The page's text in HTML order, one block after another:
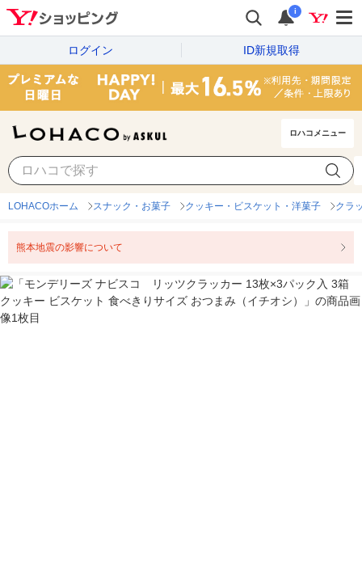
i
ログイン ID新規取得
ロハコメニュー
LOHACOホーム スナック・お菓子 クッキー・ビスケット・洋菓子 クラ
熊本地震の影響について